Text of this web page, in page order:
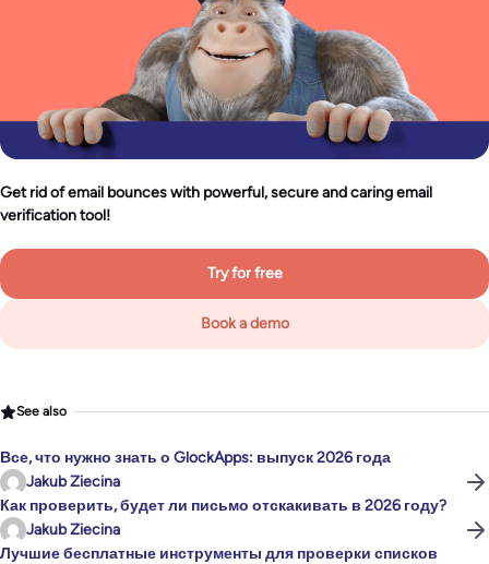
Get rid of email bounces with powerful, secure and caring email
verification tool!
Try for free
Book a demo
See also
Все, что нужно знать о GlockApps: выпуск 2026 года
Jakub Ziecina
Как проверить, будет ли письмо отскакивать в 2026 году?
Jakub Ziecina
Лучшие бесплатные инструменты для проверки списков